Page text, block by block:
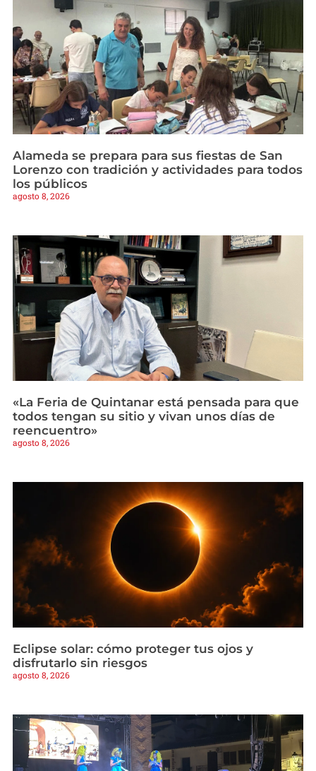
Alameda se prepara para sus fiestas de San
Lorenzo con tradición y actividades para todos
los públicos
agosto 8, 2026
«La Feria de Quintanar está pensada para que
todos tengan su sitio y vivan unos días de
reencuentro»
agosto 8, 2026
Eclipse solar: cómo proteger tus ojos y
disfrutarlo sin riesgos
agosto 8, 2026